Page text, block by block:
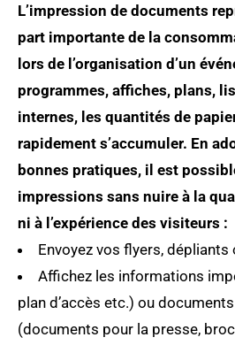
L’impression de documents
part importante de la
lors de l’organisation d’un
programmes, affiches, plans,
internes, les quantités de
rapidement s’accumuler. En
bonnes pratiques, il est
impressions sans nuire à la
ni à l’expérience des visiteurs :
Envoyez vos flyers, dépliants
Affichez les informations
plan d’accès etc.) ou
(documents pour la presse,